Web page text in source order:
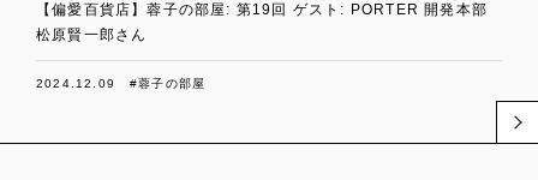
【偏愛百貨店】蓉子の部屋: 第19回 ゲスト: PORTER 開発本部
松原賢一郎さん
2024.12.09 #蓉子の部屋